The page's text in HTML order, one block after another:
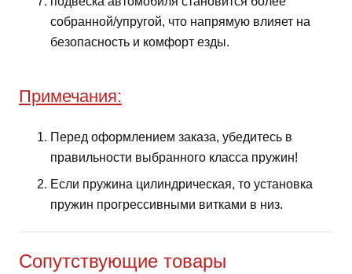
собранной/упругой, что напрямую влияет на
безопасность и комфорт езды.
Примечания:
Перед оформлением заказа, убедитесь в
правильности выбранного класса пружин!
Если пружина цилиндрическая, то установка
пружин прогрессивными витками в низ.
Сопутствующие товары